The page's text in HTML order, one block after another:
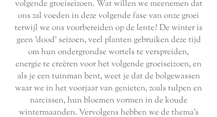
volgende groeiseizoen. Wat willen we meenemen dat
ons zal voeden in deze volgende fase van onze groei
terwijl we ons voorbereiden op de lente? De winter is
geen 'dood' seizoen, veel planten gebruiken deze tijd
om hun ondergrondse wortels te verspreiden,
energie te creëren voor het volgende groeiseizoen, en
als je een tuinman bent, weet je dat de bolgewassen
waar we in het voorjaar van genieten, zoals tulpen en
narcissen, hun bloemen vormen in de koude
wintermaanden. Vervolgens hebben we de thema's